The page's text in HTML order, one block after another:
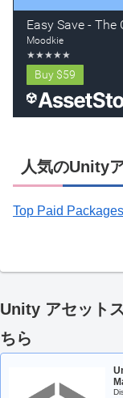
人気のUnity
Top Paid Packages
Unity アセット
ちら